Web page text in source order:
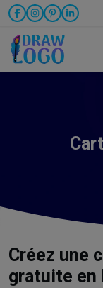
Créez une
gratuite en